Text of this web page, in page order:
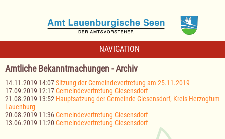
NAVIGATION
Amtliche Bekanntmachungen - Archiv
14.11.2019 14:07Sitzung der Gemeindevertretung am 25.11.2019
17.09.2019 12:17Gemeindevertretung Giesensdorf
21.08.2019 13:52 Hauptsatzung der Gemeinde Giesensdorf, Kreis Herzogtum
Lauenburg
20.08.2019 11:36Gemeindevertretung Giesensdorf
13.06.2019 11:20 Gemeindevertretung Giesensdorf